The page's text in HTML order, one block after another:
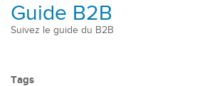
Guide B2B
Suivez le guide du B2B
Tags